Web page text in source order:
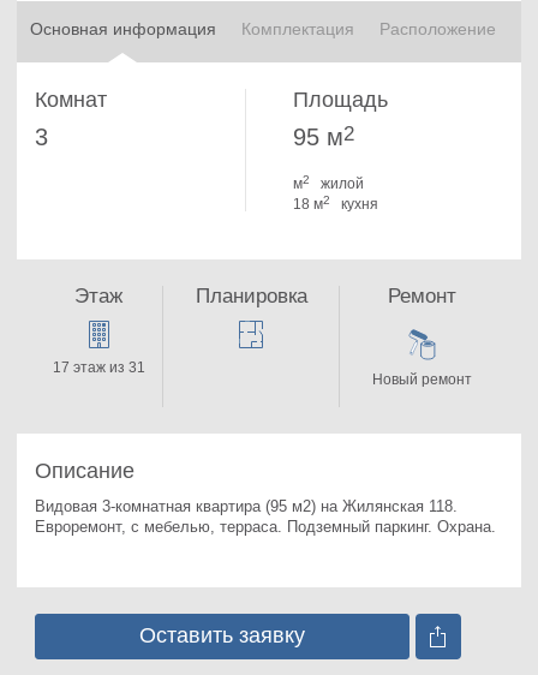
Основная информация Комплектация Расположение
Комнат
3
Площадь
95 м2
м2
жилой
18 м2 кухня
Описание
Евроремонт, с мебелью, терраса. Подземный паркинг. Охрана.
Этаж
17 этаж из 31
Планировка Ремонт
Новый ремонт
Оставить заявку